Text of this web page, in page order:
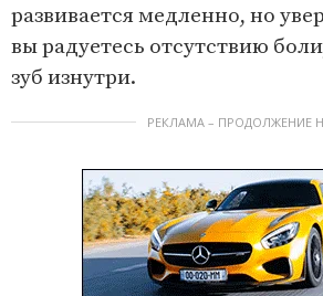
развивается медленно, но
вы радуетесь отсутствию
зуб изнутри.
РЕКЛАМА – ПРОДОЛЖЕНИЕ